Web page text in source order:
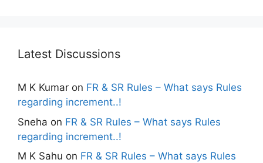
Latest Discussions
M K Kumar on FR & SR Rules – What says Rules
regarding increment..!
Sneha on FR & SR Rules – What says Rules
regarding increment..!
M K Sahu on FR & SR Rules – What says Rules